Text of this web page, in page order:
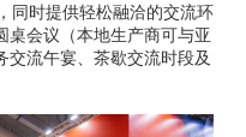
同时提供轻松融洽的交流环
桌会议（本地生产商可与亚
交流午宴、茶歇交流时段及